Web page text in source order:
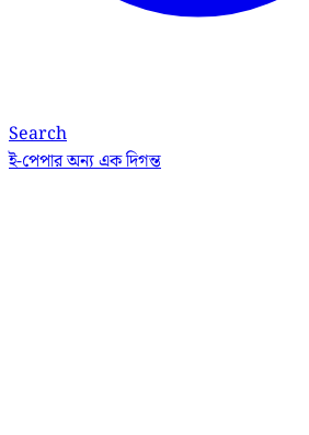
Search
ই-পেপারঅন্য এক দিগন্ত